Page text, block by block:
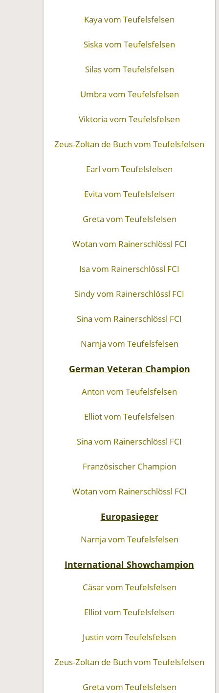
Kaya vom Teufelsfelsen
Siska vom Teufelsfelsen
Silas vom Teufelsfelsen
Umbra vom Teufelsfelsen
Viktoria vom Teufelsfelsen
Zeus-Zoltan de Buch vom Teufelsfelsen
Earl vom Teufelsfelsen
Evita vom Teufelsfelsen
Greta vom Teufelsfelsen
Wotan vom Rainerschlössl FCI
Isa vom Rainerschlössl FCI
Sindy vom Rainerschlössl FCI
Sina vom Rainerschlössl FCI
Narnja vom Teufelsfelsen
German Veteran Champion
Anton vom Teufelsfelsen
Elliot vom Teufelsfelsen
Sina vom Rainerschlössl FCI
Französischer Champion
Wotan vom Rainerschlössl FCI
Europasieger
Narnja vom Teufelsfelsen
International Showchampion
Cäsar vom Teufelsfelsen
Elliot vom Teufelsfelsen
Justin vom Teufelsfelsen
Zeus-Zoltan de Buch vom Teufelsfelsen
Greta vom Teufelsfelsen